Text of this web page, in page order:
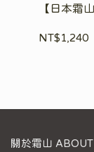
【日本霜
NT$1,240
關於霜山 ABOUT